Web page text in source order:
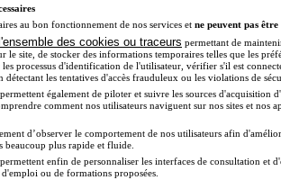
en alternance
alternance
alternance
Digital en alternance
alternance
au bon fonctionnement de nos services et ne peuvent pas être
des cookies ou traceurs permettant de
le site, de stocker des informations temporaires telles que les
processus d'identification de l'utilisateur, vérifier s'il est
détectant les tentatives d'accès frauduleux ou les violations de
également de piloter et suivre les sources d'acquisition
comment nos utilisateurs naviguent sur nos sites et nos
d’observer le comportement de nos utilisateurs afin
beaucoup plus rapide et fluide.
enfin de personnaliser les interfaces de consultation et
ou de formations proposées.